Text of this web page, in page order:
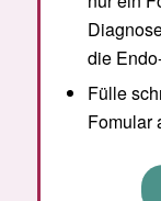
die
Fülle
Fomular